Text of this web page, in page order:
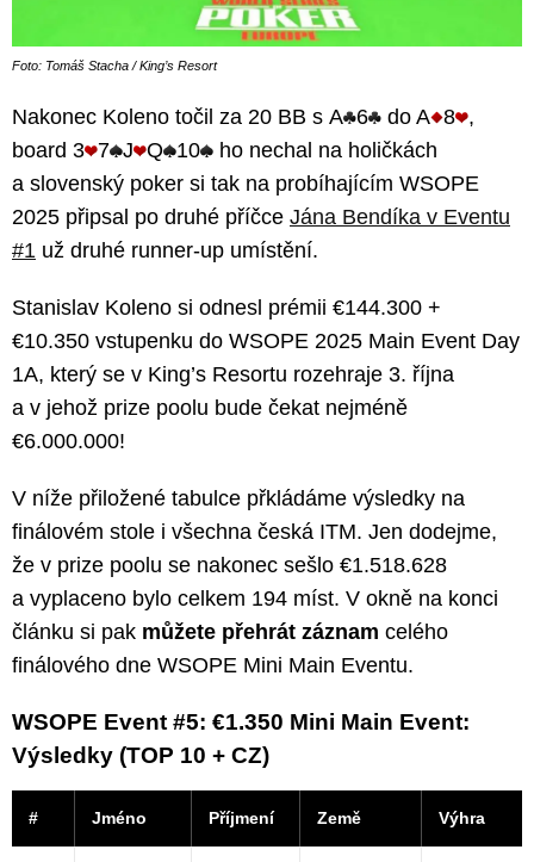
Foto: Tomáš Stacha / King’s Resort
Nakonec Koleno točil za 20 BB s A 6 do A 8 ,
board 3 7 J Q 10
ho nechal na holičkách
a slovenský poker si tak na probíhajícím WSOPE
2025 připsal po druhé příčce Jána Bendíka v Eventu
#1 už druhé runner-up umístění.
Stanislav Koleno si odnesl prémii €144.300 +
€10.350 vstupenku do WSOPE 2025 Main Event Day
1A, který se v King’s Resortu rozehraje 3. října
a v jehož prize poolu bude čekat nejméně
€6.000.000!
V níže přiložené tabulce přkládáme výsledky na
finálovém stole i všechna česká ITM. Jen dodejme,
že v prize poolu se nakonec sešlo €1.518.628
a vyplaceno bylo celkem 194 míst. V okně na konci
článku si pak můžete přehrát záznam celého
finálového dne WSOPE Mini Main Eventu.
WSOPE Event #5: €1.350 Mini Main Event:
Výsledky (TOP 10 + CZ)
# Jméno Příjmení Země Výhra